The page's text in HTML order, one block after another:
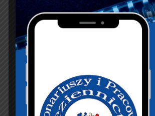
Sławomir Lisiecki, adwokat w
źródło:
renty/301249904-Dwie-emerytury-
zolnierzy-zawodowych.html?